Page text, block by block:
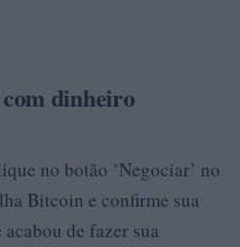
dinheiro
no botão ‘Negociar’ no
Bitcoin e confirme sua
de fazer sua